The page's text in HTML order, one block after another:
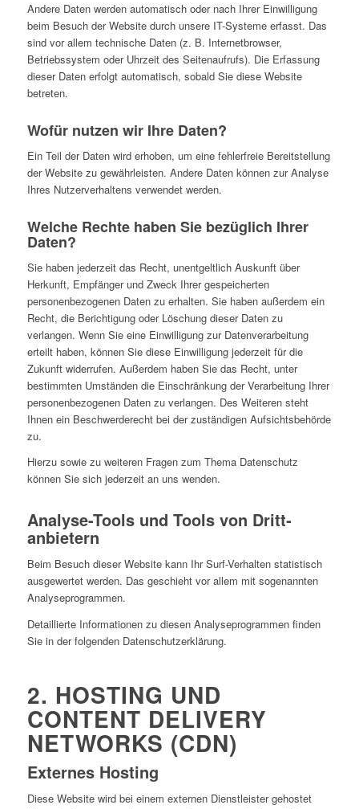
Andere Daten werden automatisch oder nach Ihrer Einwilligung
beim Besuch der Website durch unsere IT-Systeme erfasst. Das
sind vor allem technische Daten (z. B. Internetbrowser,
Betriebssystem oder Uhrzeit des Seitenaufrufs). Die Erfassung
dieser Daten erfolgt automatisch, sobald Sie diese Website
betreten.
Wofür nutzen wir Ihre Daten?
Ein Teil der Daten wird erhoben, um eine fehlerfreie Bereitstellung
der Website zu gewährleisten. Andere Daten können zur Analyse
Ihres Nutzerverhaltens verwendet werden.
Welche Rechte haben Sie bezüglich Ihrer
Daten?
Sie haben jederzeit das Recht, unentgeltlich Auskunft über
Herkunft, Empfänger und Zweck Ihrer gespeicherten
personenbezogenen Daten zu erhalten. Sie haben außerdem ein
Recht, die Berichtigung oder Löschung dieser Daten zu
verlangen. Wenn Sie eine Einwilligung zur Datenverarbeitung
erteilt haben, können Sie diese Einwilligung jederzeit für die
Zukunft widerrufen. Außerdem haben Sie das Recht, unter
bestimmten Umständen die Einschränkung der Verarbeitung Ihrer
personenbezogenen Daten zu verlangen. Des Weiteren steht
Ihnen ein Beschwerderecht bei der zuständigen Aufsichtsbehörde
zu.
Hierzu sowie zu weiteren Fragen zum Thema Datenschutz
können Sie sich jederzeit an uns wenden.
Analyse-Tools und Tools von Dritt­
anbietern
Beim Besuch dieser Website kann Ihr Surf-Verhalten statistisch
ausgewertet werden. Das geschieht vor allem mit sogenannten
Analyseprogrammen.
Detaillierte Informationen zu diesen Analyseprogrammen finden
Sie in der folgenden Datenschutzerklärung.
2. HOSTING UND
CONTENT DELIVERY
NETWORKS (CDN)
Externes Hosting
Diese Website wird bei einem externen Dienstleister gehostet